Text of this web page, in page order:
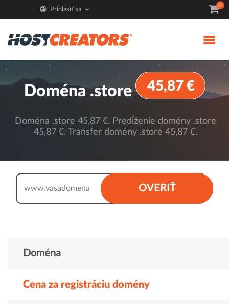
Prihlásiť sa
0
Doména .store 45,87 €
Doména .store 45,87 €. Predĺženie domény .store
45,87 €. Transfer domény .store 45,87 €.
OVERIŤ
www.
Doména
Cena za registráciu domény